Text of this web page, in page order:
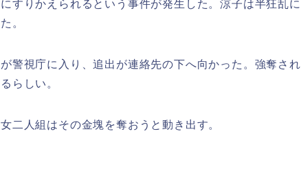
すりかえられるという事件が発生した。涼子は半狂乱に
。
警視庁に入り、追出が連絡先の下へ向かった。強奪され
らしい。
二人組はその金塊を奪おうと動き出す。